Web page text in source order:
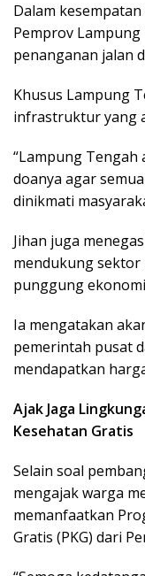
Dalam
Pemprov
penanganan jalan
Khusus Lampung
infrastruktur yang
“Lampung
doanya agar
dinikmati
Jihan juga
mendukung
punggung
Ia mengatakan
pemerintah pusat
mendapatkan
Ajak Jaga
Kesehatan Gratis
Selain soal
mengajak warga
memanfaatkan
Gratis (PKG) dari